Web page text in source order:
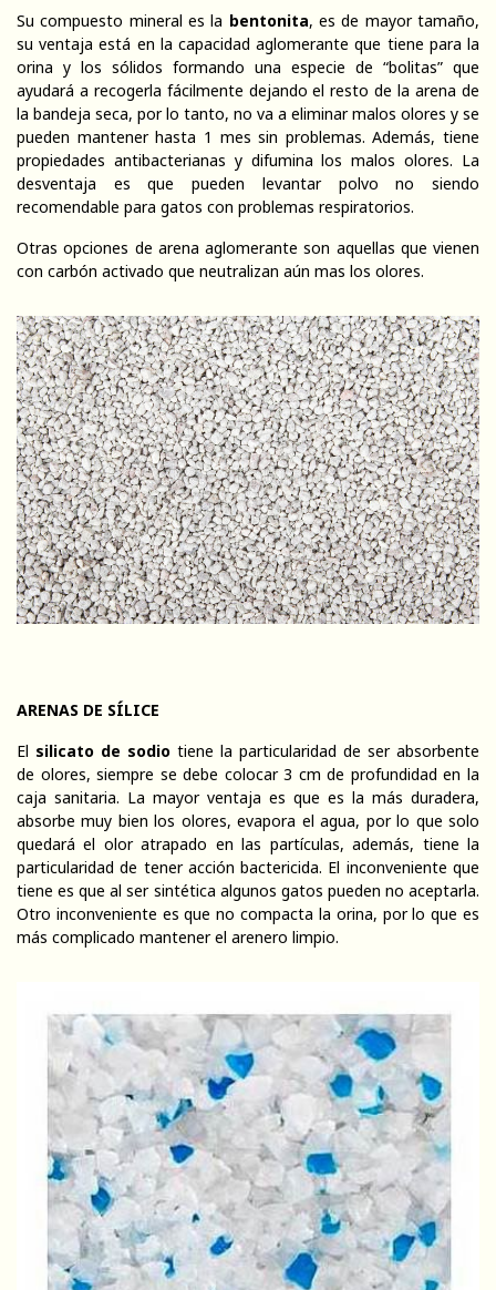
Su compuesto mineral es la bentonita, es de mayor tamaño,
su ventaja está en la capacidad aglomerante que tiene para la
orina y los sólidos formando una especie de “bolitas” que
ayudará a recogerla fácilmente dejando el resto de la arena de
la bandeja seca, por lo tanto, no va a eliminar malos olores y se
pueden mantener hasta 1 mes sin problemas. Además, tiene
propiedades antibacterianas y difumina los malos olores. La
desventaja es que pueden levantar polvo no siendo
recomendable para gatos con problemas respiratorios.
Otras opciones de arena aglomerante son aquellas que vienen
con carbón activado que neutralizan aún mas los olores.
ARENAS DE SÍLICE
El silicato de sodio tiene la particularidad de ser absorbente
de olores, siempre se debe colocar 3 cm de profundidad en la
caja sanitaria. La mayor ventaja es que es la más duradera,
absorbe muy bien los olores, evapora el agua, por lo que solo
quedará el olor atrapado en las partículas, además, tiene la
particularidad de tener acción bactericida. El inconveniente que
tiene es que al ser sintética algunos gatos pueden no aceptarla.
Otro inconveniente es que no compacta la orina, por lo que es
más complicado mantener el arenero limpio.